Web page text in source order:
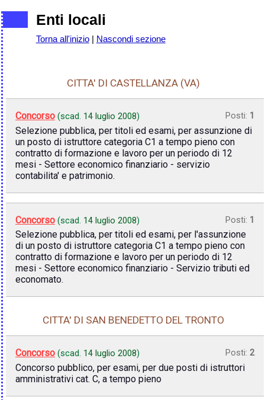
Enti locali
Torna all'inizio| Nascondi sezione
CITTA' DI CASTELLANZA (VA)
Concorso (scad. 14 luglio 2008) Posti: 1
Selezione pubblica, per titoli ed esami, per assunzione di
un posto di istruttore categoria C1 a tempo pieno con
contratto di formazione e lavoro per un periodo di 12
mesi - Settore economico finanziario - servizio
contabilita' e patrimonio.
Concorso (scad. 14 luglio 2008) Posti: 1
Selezione pubblica, per titoli ed esami, per l'assunzione
di un posto di istruttore categoria C1 a tempo pieno con
contratto di formazione e lavoro per un periodo di 12
mesi - Settore economico finanziario - Servizio tributi ed
economato.
CITTA' DI SAN BENEDETTO DEL TRONTO
Concorso (scad. 14 luglio 2008) Posti: 2
Concorso pubblico, per esami, per due posti di istruttori
amministrativi cat. C, a tempo pieno